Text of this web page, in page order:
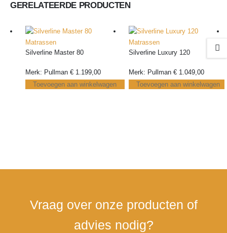
GERELATEERDE PRODUCTEN
Matrassen
Silverline Master 80
Merk: Pullman €1.199,00
Toevoegen aan winkelwagen
Matrassen
Silverline Luxury 120
Merk: Pullman €1.049,00
Toevoegen aan winkelwagen
Vraag over onze producten of
advies nodig?